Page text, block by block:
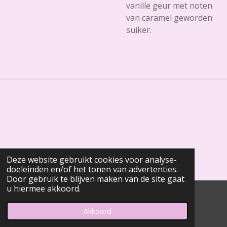
Deze website gebruikt cookies voor analyse-
doeleinden en/of het tonen van advertenties.
Door gebruik te blijven maken van de site gaat
u hiermee akkoord.
Akkoord
vanille geur met noten
van caramel geworden
suiker.